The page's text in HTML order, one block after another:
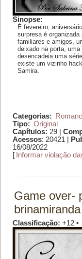
Sinopse:
É fevereiro,
surpresa é
familiares e amigos,
deixado na porta,
desencadeia uma
existe um vizinho
Samira.
Categorias:
Tipo: Original
Capítulos: 29 |
Acessos: 20421 |
16/08/2022
[ Informar violação
Game over-
brinamiranda
Classificação: +12 •